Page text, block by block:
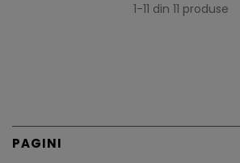
1-11 din 11 produse
PAGINI